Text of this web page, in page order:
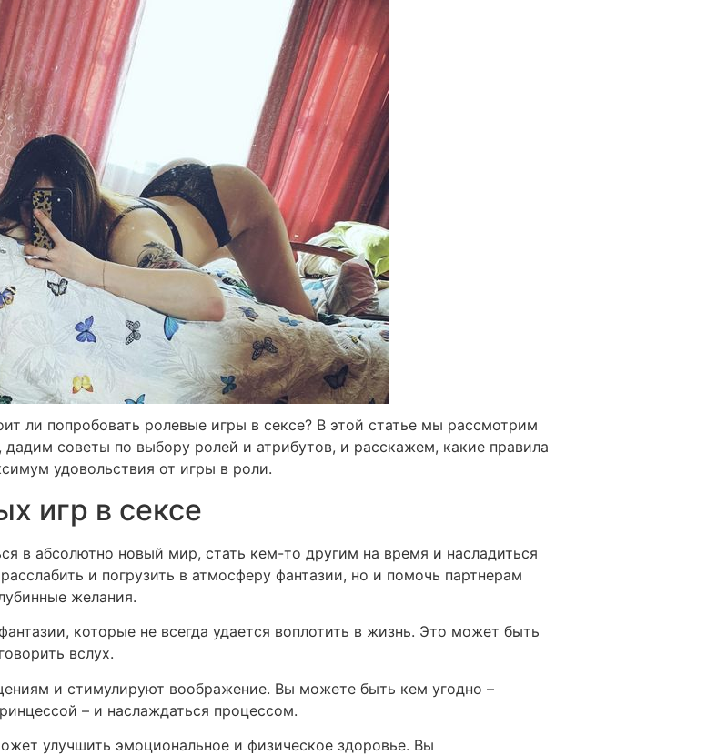
ли попробовать ролевые игры в сексе? В этой статье мы рассмотрим
советы по выбору ролей и атрибутов, и расскажем, какие правила
удовольствия от игры в роли.
игр в сексе
в абсолютно новый мир, стать кем-то другим на время и насладиться
и погрузить в атмосферу фантазии, но и помочь партнерам
желания.
которые не всегда удается воплотить в жизнь. Это может быть
вслух.
и стимулируют воображение. Вы можете быть кем угодно –
– и наслаждаться процессом.
улучшить эмоциональное и физическое здоровье. Вы